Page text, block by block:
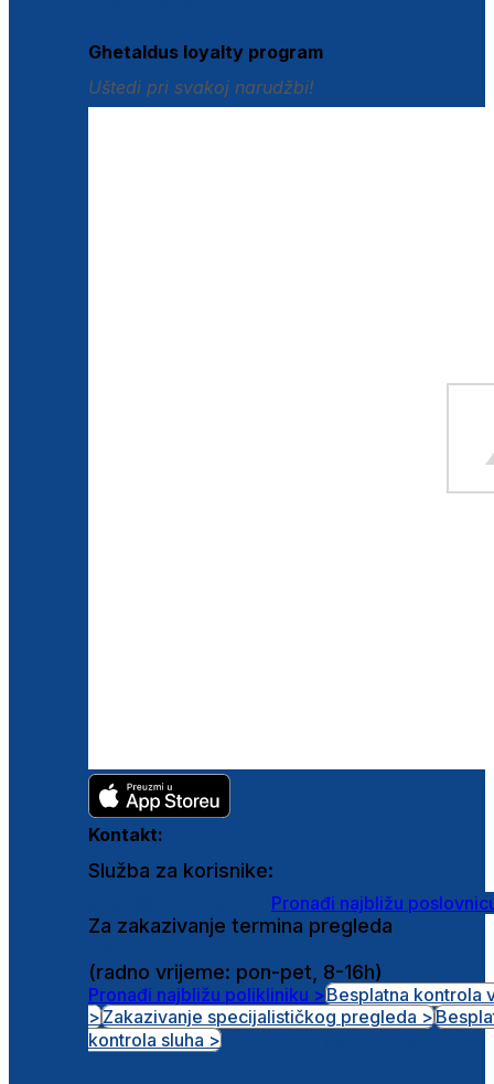
Ghetaldus loyalty program
Uštedi pri svakoj narudžbi!
Kontakt:
Služba za korisnike:
Pronađi najbližu
Za zakazivanje termina pregleda
(radno vrijeme: pon-pet, 8-16h)
Pronađi najbližu polikliniku >Besplatna kontrola
>Zakazivanje specijalističkog pregleda >
kontrola sluha >